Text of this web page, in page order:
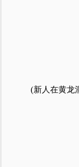
(新人在黄龙洞